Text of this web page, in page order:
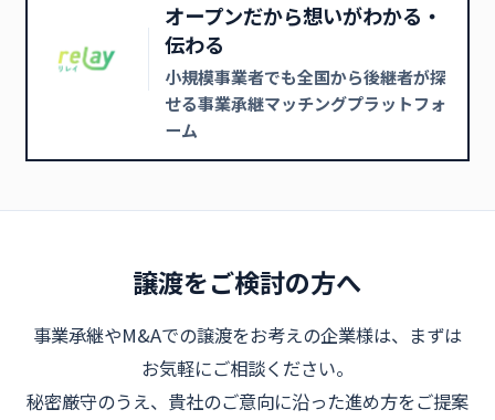
オープンだから想いがわかる・
伝わる
小規模事業者でも全国から後継者が探
せる事業承継マッチングプラットフォ
ーム
譲渡をご検討の方へ
事業承継やM&Aでの譲渡をお考えの企業様は、まずは
お気軽にご相談ください。
秘密厳守のうえ、貴社のご意向に沿った進め方をご提案